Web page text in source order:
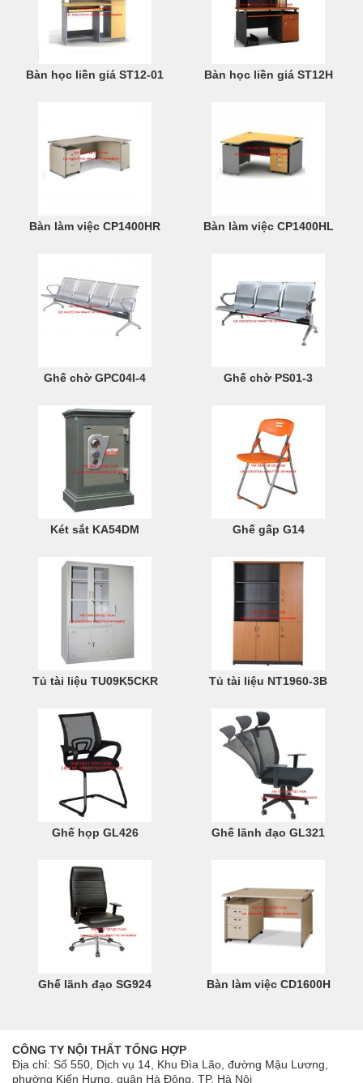
Bàn học liền giá ST12-01 Bàn học liền giá ST12H
Bàn làm việc CP1400HR Bàn làm việc CP1400HL
Ghế chờ GPC04I-4 Ghế chờ PS01-3
Két sắt KA54DM Ghế gấp G14
Tủ tài liệu TU09K5CKR Tủ tài liệu NT1960-3B
Ghế họp GL426 Ghế lãnh đạo GL321
Ghế lãnh đạo SG924 Bàn làm việc CD1600H
CÔNG TY NỘI THẤT TỔNG HỢP
Địa chỉ: Số 550, Dịch vụ 14, Khu Đìa Lão, đường Mậu Lương,
phường Kiến Hưng, quận Hà Đông, TP. Hà Nội